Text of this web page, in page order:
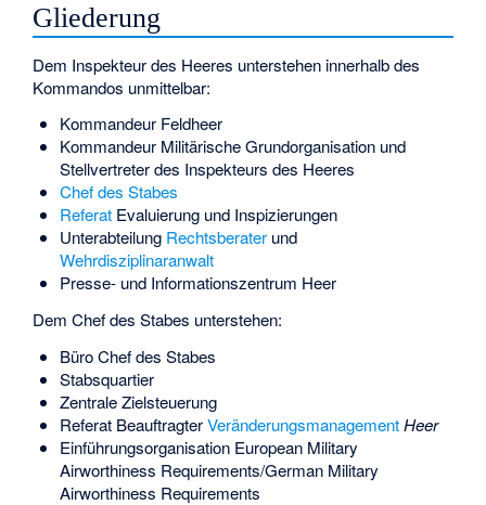
Gliederung
Dem Inspekteur des Heeres unterstehen innerhalb des
Kommandos unmittelbar:
Kommandeur Feldheer
Kommandeur Militärische Grundorganisation und
Stellvertreter des Inspekteurs des Heeres
Chef des Stabes
ReferatEvaluierung und Inspizierungen
Unterabteilung Rechtsberaterund
Wehrdisziplinaranwalt
Presse- und Informationszentrum Heer
Dem Chef des Stabes unterstehen:
Büro Chef des Stabes
Stabsquartier
Zentrale Zielsteuerung
Referat BeauftragterVeränderungsmanagement Heer
Einführungsorganisation European Military
Airworthiness Requirements/German Military
Airworthiness Requirements